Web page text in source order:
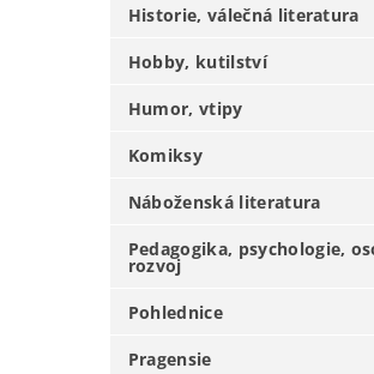
Historie, válečná literatura
Hobby, kutilství
Humor, vtipy
Komiksy
Náboženská literatura
Pedagogika, psychologie,
rozvoj
Pohlednice
Pragensie